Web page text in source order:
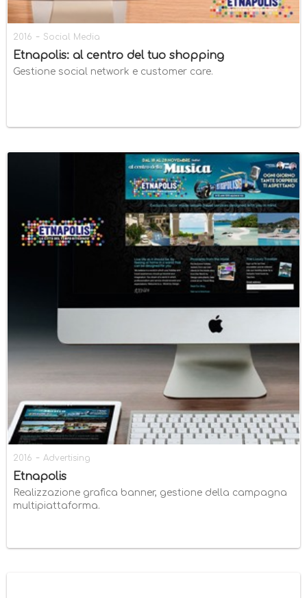
2016 - Social Media
Etnapolis: al centro del tuo shopping
Gestione social network e customer care.
2016 - Advertising
Etnapolis
Realizzazione grafica banner, gestione della campagna
multipiattaforma.